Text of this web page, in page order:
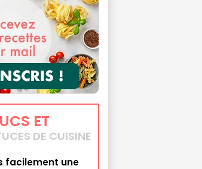
ET
DE CUISINE
facilement une